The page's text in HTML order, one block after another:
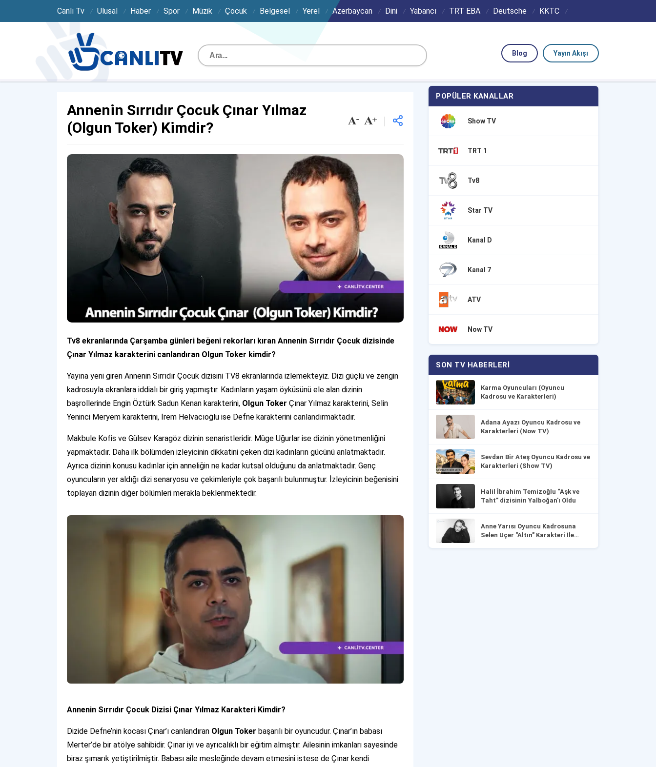
Canlı Tv Ulusal Haber Spor Müzik Çocuk Belgesel Yerel Azerbaycan Dini Yabancı TRT EBA Deutsche KKTC
Yayın Akışı
Blog
Annenin Sırrıdır Çocuk Çınar Yılmaz
(Olgun Toker) Kimdir?
Tv8 ekranlarında Çarşamba günleri beğeni rekorları kıran Annenin Sırrıdır Çocuk dizisinde
Çınar Yılmaz karakterini canlandıran Olgun Toker kimdir?
Yayına yeni giren Annenin Sırrıdır Çocuk dizisini TV8 ekranlarında izlemekteyiz. Dizi güçlü ve zengin
kadrosuyla ekranlara iddialı bir giriş yapmıştır. Kadınların yaşam öyküsünü ele alan dizinin
başrollerinde Engin Öztürk Sadun Kenan karakterini, Olgun Toker Çınar Yılmaz karakterini, Selin
Yeninci Meryem karakterini, İrem Helvacıoğlu ise Defne karakterini canlandırmaktadır.
Makbule Kofis ve Gülsev Karagöz dizinin senaristleridir. Müge Uğurlar ise dizinin yönetmenliğini
yapmaktadır. Daha ilk bölümden izleyicinin dikkatini çeken dizi kadınların gücünü anlatmaktadır.
Ayrıca dizinin konusu kadınlar için anneliğin ne kadar kutsal olduğunu da anlatmaktadır. Genç
oyuncuların yer aldığı dizi senaryosu ve çekimleriyle çok başarılı bulunmuştur. İzleyicinin beğenisini
toplayan dizinin diğer bölümleri merakla beklenmektedir.
Annenin Sırrıdır Çocuk Dizisi Çınar Yılmaz Karakteri Kimdir?
Dizide Defne’nin kocası Çınar’ı canlandıran Olgun Toker başarılı bir oyuncudur. Çınar’ın babası
Merter’de bir atölye sahibidir. Çınar iyi ve ayrıcalıklı bir eğitim almıştır. Ailesinin imkanları sayesinde
biraz şımarık yetiştirilmiştir. Babası aile mesleğinde devam etmesini istese de Çınar kendi
POPÜLER KANALLAR
Show TV
TRT 1
Tv8
Star TV
Kanal D
Kanal 7
ATV
Now TV
SON TV HABERLERI
Karma Oyuncuları (Oyuncu
Kadrosu ve Karakterleri)
Adana Ayazı Oyuncu Kadrosu ve
Karakterleri (Now TV)
Sevdan Bir Ateş Oyuncu Kadrosu ve
Karakterleri (Show TV)
Halil İbrahim Temizoğlu “Aşk ve
Taht” dizisinin Yalboğan'ı Oldu
Anne Yarısı Oyuncu Kadrosuna
Selen Uçer "Altın" Karakteri İle